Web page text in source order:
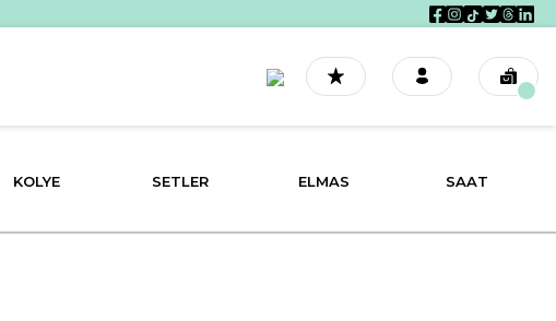
KOLYE SETLER ELMAS SAAT